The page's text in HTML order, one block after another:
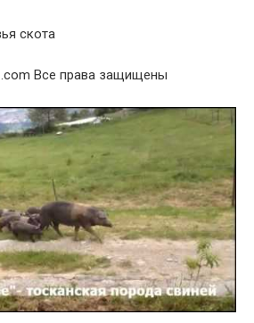
скота
Все права защищены